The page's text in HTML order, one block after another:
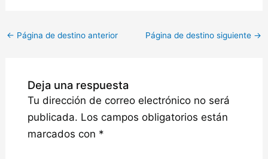
← Página de destino anterior Página de destino siguiente →
Deja una respuesta
Tu dirección de correo electrónico no será
publicada. Los campos obligatorios están
marcados con *